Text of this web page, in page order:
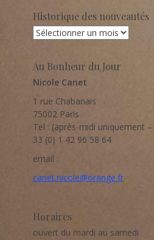
Historique des nouveautés
Historique
Au Bonheur du Jour
Nicole Canet
1 rue Chabanais
75002 Paris
Tel : (après-midi uniquement –
33 (0) 1 42 96 58 64
email :
canet.nicole@orange.fr
Horaires
ouvert du mardi au samedi